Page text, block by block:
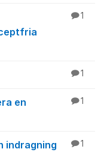
1
1
en
1
indragning
1